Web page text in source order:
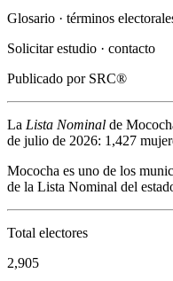
Glosario · términos
Solicitar estudio · contacto
Publicado por SRC®
La Lista Nominal de
de julio de 2026: 1,427
Mococha es uno de los
de la Lista Nominal del
Total electores
2,905